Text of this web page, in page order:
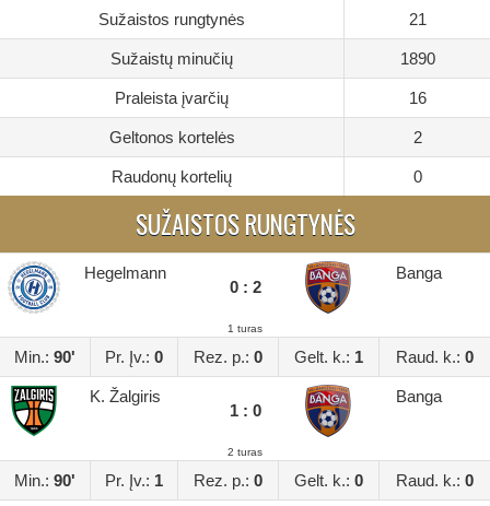
Sužaistos rungtynės 21
Sužaistų minučių 1890
Praleista įvarčių 16
Geltonos kortelės 2
Raudonų kortelių 0
SUŽAISTOS RUNGTYNĖS
Hegelmann
0 : 2
Banga
1 turas
Min.: 90' Pr. Įv.: 0 Rez. p.: 0 Gelt. k.: 1 Raud. k.: 0
K. Žalgiris
1 : 0
Banga
2 turas
Min.: 90' Pr. Įv.: 1 Rez. p.: 0 Gelt. k.: 0 Raud. k.: 0